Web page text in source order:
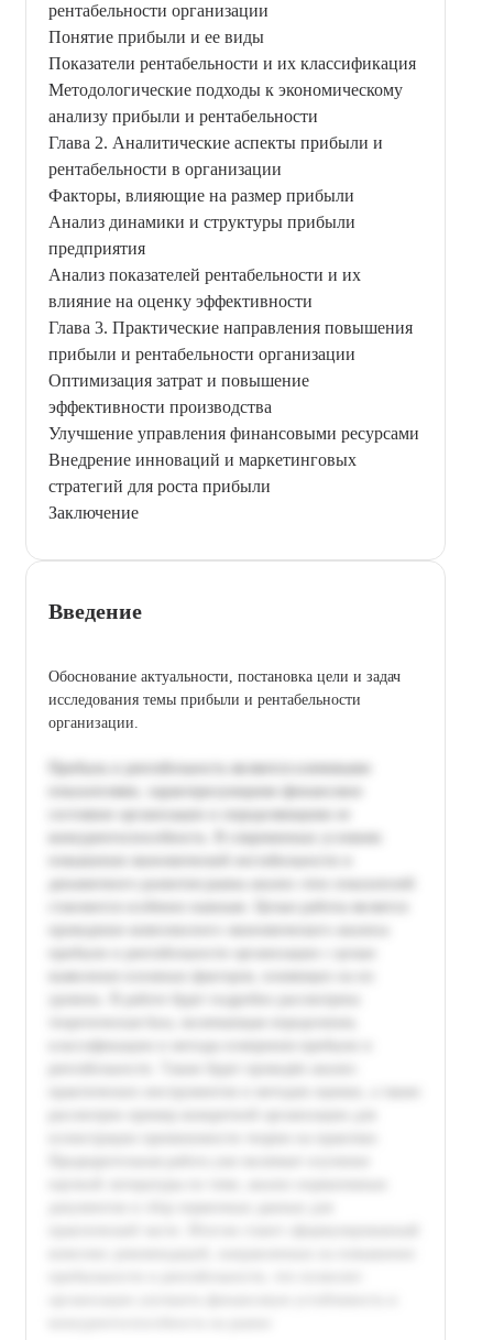
рентабельности организации
Понятие прибыли и ее виды
Показатели рентабельности и их классификация
Методологические подходы к экономическому
анализу прибыли и рентабельности
Глава 2. Аналитические аспекты прибыли и
рентабельности в организации
Факторы, влияющие на размер прибыли
Анализ динамики и структуры прибыли
предприятия
Анализ показателей рентабельности и их
влияние на оценку эффективности
Глава 3. Практические направления повышения
прибыли и рентабельности организации
Оптимизация затрат и повышение
эффективности производства
Улучшение управления финансовыми ресурсами
Внедрение инноваций и маркетинговых
стратегий для роста прибыли
Заключение
Введение
Обоснование актуальности, постановка цели и задач
исследования темы прибыли и рентабельности
организации.